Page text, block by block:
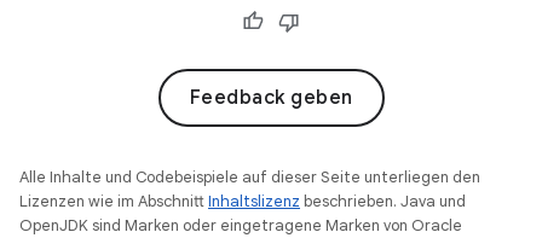
Feedback geben
Alle Inhalte und Codebeispiele auf dieser Seite unterliegen den
Lizenzen wie im AbschnittInhaltslizenz beschrieben. Java und
OpenJDK sind Marken oder eingetragene Marken von Oracle